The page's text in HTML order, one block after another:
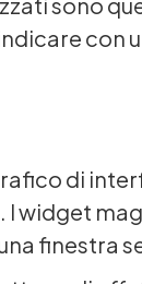
con
di
I widget
finestra